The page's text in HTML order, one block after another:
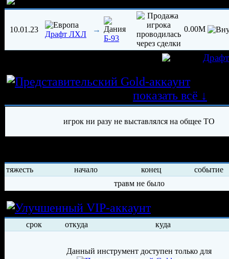
10.01.23
Драфт ЛХЛ
→
Б-93
0.00M
показать всё ↓
игрок ни разу не выставлялся на общее ТО
тяжесть начало конец
событие
травм не было
Условия
срок откуда куда
Данный инструмент доступен только для